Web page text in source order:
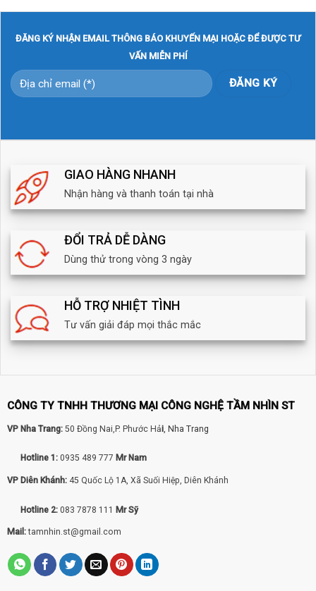
Motion Detection
Chuẩn nén hỗ trợ : Video Compression H.265/H.264
Tốc độ khung hình tối đa : 25/30 fps
Zoom kĩ thuật số 16x
Tích hợp sẵn Mic & Speaker (110dB Siren)
Hỗ trợ : Two-way Audio
Network
Chuẩn kết nối wifi Wi-Fi: IEEE802.11b/g/n, Dual Antenna
Hỗ trợ : ONVIF
ĐĂNG KÝ NHẬN EMAIL THÔNG BÁO KHUYẾN MẠI HOẶC ĐỂ ĐƯỢC TƯ
VẤN MIỄN PHÍ
GIAO HÀNG NHANH
Nhận hàng và thanh toán tại nhà
ĐỔI TRẢ DỄ DÀNG
Dùng thử trong vòng 3 ngày
HỖ TRỢ NHIỆT TÌNH
Tư vấn giải đáp mọi thắc mắc
CÔNG TY TNHH THƯƠNG MẠI CÔNG NGHỆ TẦM NHÌN ST
VP Nha Trang: 50 Đồng Nai,P. Phước Hải, Nha Trang
Hotline 1: 0935 489 777 Mr Nam
VP Diên Khánh: 45 Quốc Lộ 1A, Xã Suối Hiệp, Diên Khánh
Hotline 2: 083 7878 111 Mr Sỹ
Mail:tamnhin.st@gmail.com